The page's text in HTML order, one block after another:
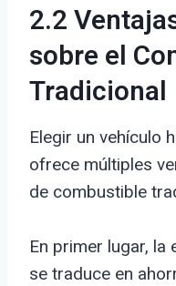
2.2
sobre el
Tradicional
Elegir un vehículo
ofrece múltiples
de combustible
En primer lugar,
se traduce en